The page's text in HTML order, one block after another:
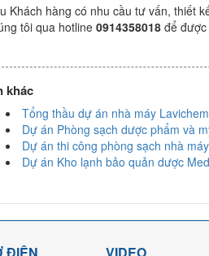
Khách hàng có nhu cầu tư vấn, thiết
tôi qua hotline 0914358018 để
khác
Tổng thầu dự án nhà máy Lavichem
Dự án Phòng sạch dược phẩm và
Dự án thi công phòng sạch nhà
Dự án Kho lạnh bảo quản dược